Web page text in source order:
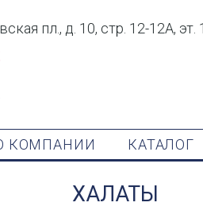
пл., д. 10, стр. 12-12А, эт.
КОМПАНИИ КАТАЛОГ
ХАЛАТЫ